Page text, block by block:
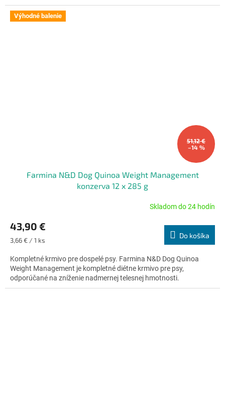
Výhodné balenie
51,12 €
–14 %
Farmina N&D Dog Quinoa Weight Management
konzerva 12 x 285 g
produktu
je
4,8
z
5
hviezdičiek.
Skladom do 24 hodín
43,90 €
Jednotková
3,66 € / 1 ks
Do košíka
Kompletné krmivo pre dospelé psy. Farmina N&D Dog Quinoa
Weight Management je kompletné diétne krmivo pre psy,
odporúčané na zníženie nadmernej telesnej hmotnosti.